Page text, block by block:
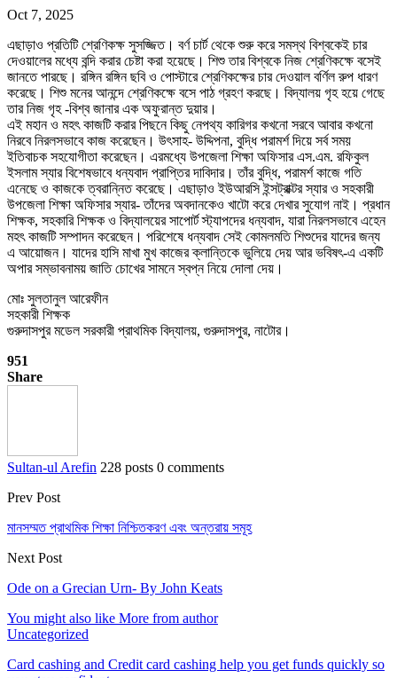
Oct 7, 2025
এছাড়াও প্রতিটি শ্রেণিকক্ষ সুসজ্জিত। বর্ণ চার্ট থেকে শুরু করে সমস্থ বিশ্বকেই চার
দেওয়ালের মধ্যে বন্দি করার চেষ্টা করা হয়েছে। শিশু তার বিশ্বকে নিজ শ্রেণিকক্ষে বসেই
জানতে পারছে। রঙ্গিন রঙ্গিন ছবি ও পোস্টারে শ্রেণিকক্ষের চার দেওয়াল বর্ণিল রুপ ধারণ
করেছে। শিশু মনের আনন্দে শ্রেণিকক্ষে বসে পাঠ গ্রহণ করছে। বিদ্যালয় গৃহ হয়ে গেছে
তার নিজ গৃহ -বিশ্ব জানার এক অফুরান্ত দুয়ার।
এই মহান ও মহৎ কাজটি করার পিছনে কিছু নেপথ্য কারিগর কখনো সরবে আবার কখনো
নিরবে নিরলসভাবে কাজ করেছেন। উৎসাহ- উদ্দিপনা, বুদ্ধি পরামর্শ দিয়ে সর্ব সময়
ইতিবাচক সহযোগীতা করেছেন। এরমধ্যে উপজেলা শিক্ষা অফিসার এস.এম. রফিকুল
ইসলাম স্যার বিশেষভাবে ধন্যবাদ প্রাপ্তির দাবিদার। তাঁর বুদ্ধি, পরামর্শ কাজে গতি
এনেছে ও কাজকে ত্বরান্নিত করেছে। এছাড়াও ইউআরসি ইন্সট্রাক্টর স্যার ও সহকারী
উপজেলা শিক্ষা অফিসার স্যার- তাঁদের অবদানকেও খাটো করে দেখার সুযোগ নাই। প্রধান
শিক্ষক, সহকারি শিক্ষক ও বিদ্যালয়ের সাপোর্ট স্ট্যাপদের ধন্যবাদ, যারা নিরলসভাবে এহেন
মহৎ কাজটি সম্পাদন করেছেন। পরিশেষে ধন্যবাদ সেই কোমলমতি শিশুদের যাদের জন্য
এ আয়োজন। যাদের হাসি মাখা মুখ কাজের ক্লান্তিকে ভুলিয়ে দেয় আর ভবিষৎ-এ একটি
অপার সম্ভাবনাময় জাতি চোখের সামনে স্বপ্ন নিয়ে দোলা দেয়।
মোঃ সুলতানুল আরেফীন
সহকারী শিক্ষক
গুরুদাসপুর মডেল সরকারী প্রাথমিক বিদ্যালয়, গুরুদাসপুর, নাটোর।
951
Share
Sultan-ul Arefin 228 posts 0 comments
Prev Post
মানসম্মত প্রাথমিক শিক্ষা নিশ্চিতকরণ এবং অন্তরায় সমূহ
Next Post
Ode on a Grecian Urn- By John Keats
You might also like More from author
Uncategorized
Card cashing and Credit card cashing help you get funds quickly so